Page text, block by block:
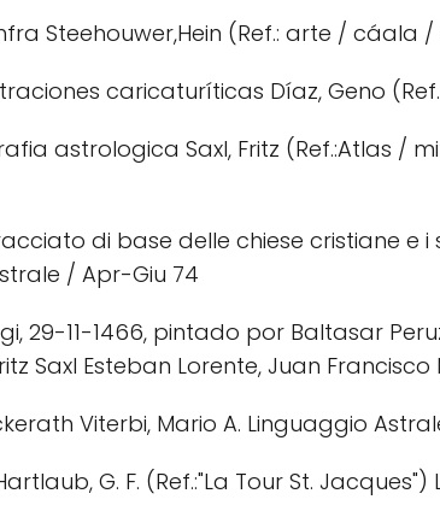
Steehouwer,Hein (Ref.: arte / cáala /
caricaturíticas Díaz, Geno
astrologica Saxl, Fritz (Ref.:Atlas /
di base delle chiese cristiane e i
/ Apr-Giu 74
29-11-1466, pintado por Baltasar
Saxl Esteban Lorente, Juan
Viterbi, Mario A. Linguaggio
G. F. (Ref.:"La Tour St.